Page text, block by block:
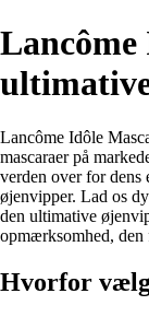
Lancôme
Lancôme Idôle
mascaraer på
verden over for dens
øjenvipper. Lad os
den ultimative
opmærksomhed, den
Hvorfor